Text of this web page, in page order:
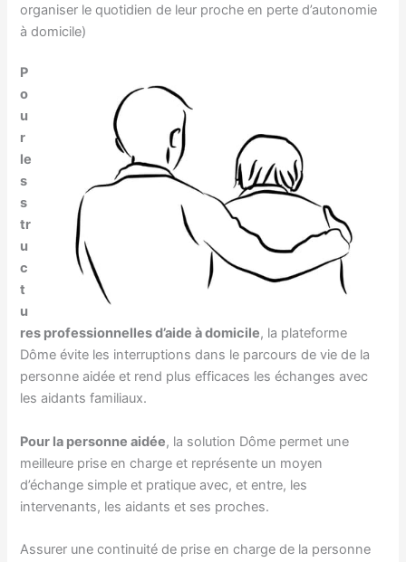
organiser le quotidien de leur proche en perte d’autonomie
à domicile)
P
o
u
r
le
s
s
tr
u
c
t
u
res professionnelles d’aide à domicile, la plateforme
Dôme évite les interruptions dans le parcours de vie de la
personne aidée et rend plus efficaces les échanges avec
les aidants familiaux.
Pour la personne aidée, la solution Dôme permet une
meilleure prise en charge et représente un moyen
d’échange simple et pratique avec, et entre, les
intervenants, les aidants et ses proches.
Assurer une continuité de prise en charge de la personne